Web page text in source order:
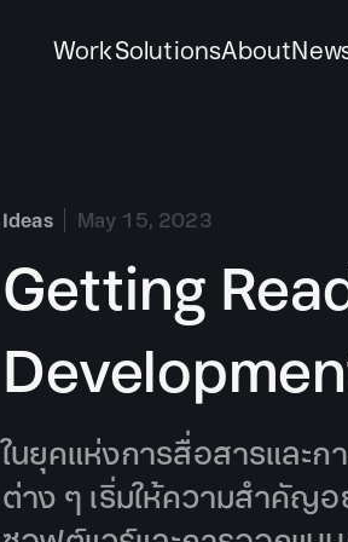
WorkSolutionsAbout
Ideas May 15, 2023
Getting
ในยุคแห่งการสื่อสารและก
ต่าง ๆ เริ่มให้ความสำคั